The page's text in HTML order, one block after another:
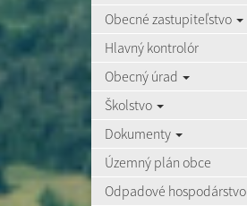
Obecné zastupiteľstvo
Hlavný kontrolór
Obecný úrad
Školstvo
Dokumenty
Územný plán obce
Odpadové hospodárstvo